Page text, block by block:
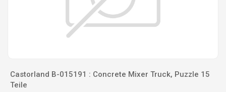
Castorland B-015191 : Concrete Mixer Truck, Puzzle 15
Teile